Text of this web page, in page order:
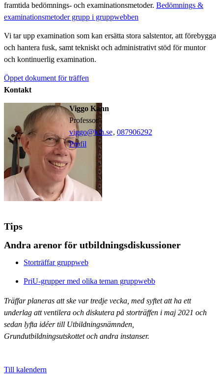
framtida bedömnings- och examinationsmetoder. Bedömnings &
examinationsmetoder grupp i gruppwebben
Vi tar upp examination som kan ersätta stora salstentor, att förebygga
och hantera fusk, samt tekniskt och administrativt stöd för muntor
och kontinuerlig examination.
Öppet dokument för träffen
Kontakt
Viggo Kann
professor
viggo@kth.se, 087906292
Profil
Tips
Andra arenor för utbildningsdiskussioner
Storträffar gruppweb
PriU-grupper med olika teman gruppwebb
Träffar planeras att ske var tredje vecka, med syftet att ha ett
underlag att ventilera och diskutera på storträffen i maj 2021 och
sedan lyfta idéer till Utbildningsnämnden,
Grundutbildningsutskottet och andra instanser.
Till kalendern